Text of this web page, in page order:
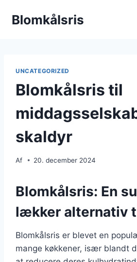
Blomkålsris
UNCATEGORIZED
Blomkålsris til
skaldyr
Af 20. december 2024
Blomkålsris: En
lækker alternativ
Blomkålsris er blevet en
mange køkkener, især blandt